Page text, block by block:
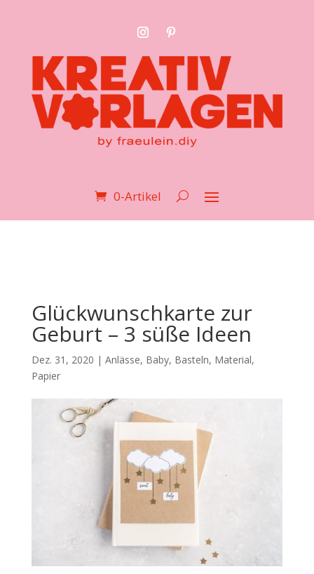
0-Artikel
Glückwunschkarte zur
Geburt – 3 süße Ideen
Dez. 31, 2020 | Anlässe, Baby, Basteln, Material,
Papier